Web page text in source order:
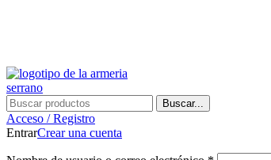
Buscar...
Acceso / Registro
EntrarCrear una cuenta